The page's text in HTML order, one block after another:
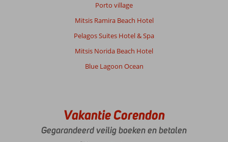
Porto village
Mitsis Ramira Beach Hotel
Pelagos Suites Hotel & Spa
Mitsis Norida Beach Hotel
Blue Lagoon Ocean
Vakantie Corendon
Gegarandeerd veilig boeken en betalen